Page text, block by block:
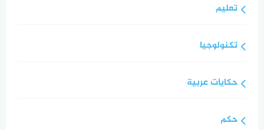
تعليم
تكنولوجيا
حكايات عربية
حكم